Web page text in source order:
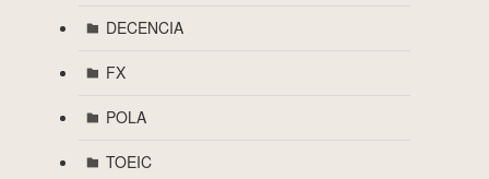
DECENCIA
FX
POLA
TOEIC